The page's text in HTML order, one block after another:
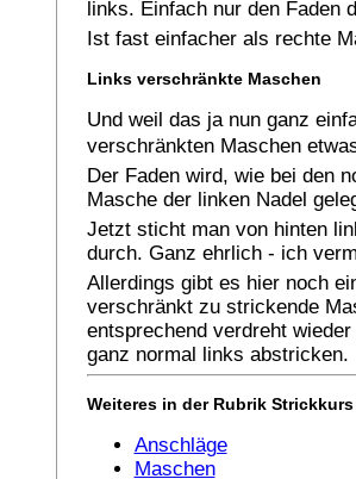
links. Einfach nur den Faden
Ist fast einfacher als rechte
Links verschränkte Maschen
Und weil das ja nun ganz
verschränkten Maschen
Der Faden wird, wie bei den
Masche der linken Nadel
Jetzt sticht man von hinten
durch. Ganz ehrlich - ich
Allerdings gibt es hier noch
verschränkt zu strickende
entsprechend verdreht
ganz normal links abstricken.
Weiteres in der Rubrik Strickkurs
Anschläge
Maschen